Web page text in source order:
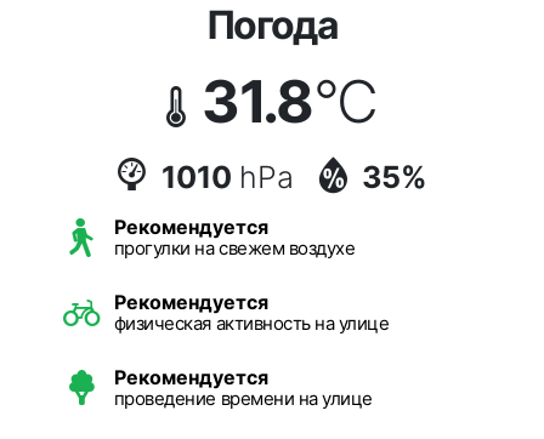
Погода
31.8°C
1010 hPa 35%
Рекомендуется
прогулки на свежем воздухе
Рекомендуется
физическая активность на улице
Рекомендуется
проведение времени на улице